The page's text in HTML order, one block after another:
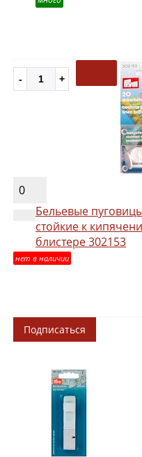
0
Бельевые
стойкие к
блистере 302153
нет в наличии
Подписаться